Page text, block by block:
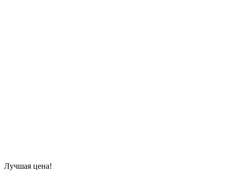
Лучшая цена!